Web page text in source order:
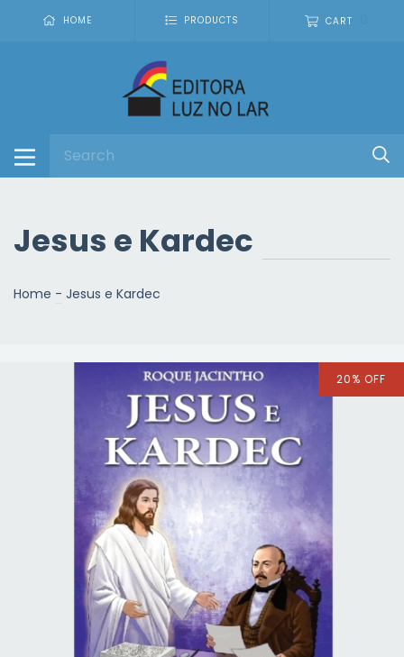
HOME PRODUCTS CART
Jesus e Kardec
Home - Jesus e Kardec
20% OFF